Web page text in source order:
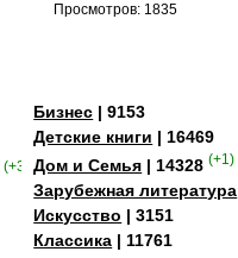
Просмотров: 1835
(+35)
Бизнес | 9153
Детские книги | 16469
Дом и Семья | 14328 (+1)
Зарубежная литература
Искусство | 3151
Классика | 11761